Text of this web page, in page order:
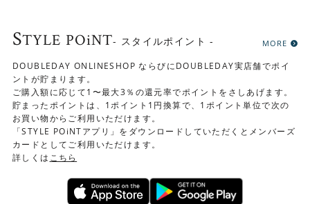
STYLE POiNT- スタイルポイント - MORE
DOUBLEDAY ONLINESHOP ならびにDOUBLEDAY実店舗でポイ
ントが貯まります。
ご購入額に応じて1〜最大3％の還元率でポイントをさしあげます。
貯まったポイントは、1ポイント1円換算で、1ポイント単位で次の
お買い物からご利用いただけます。
「STYLE POiNTアプリ」をダウンロードしていただくとメンバーズ
カードとしてご利用いただけます。
詳しくは こちら